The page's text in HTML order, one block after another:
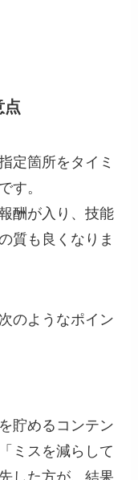
点
定箇所をタイミ
す。
酬が入り、技能
質も良くなりま
のようなポイン
貯めるコンテン
ミスを減らして
した方が、結果